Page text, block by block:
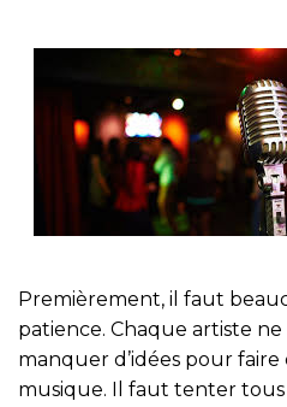
Premièrement, il faut
patience. Chaque artiste ne
manquer d’idées pour faire
musique. Il faut tenter tous